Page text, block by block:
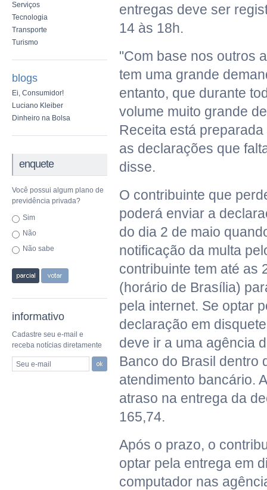
Serviços
Tecnologia
Transporte
Turismo
blogs
Ei, Consumidor!
Luciano Kleiber
Dinheiro na Bolsa
enquete
Você possui algum plano de
previdência privada?
Sim
Não
Não sabe
informativo
Cadastre seu e-mail e
receba notícias diretamente
Seu e-mail
entregas deve ser
14 às 18h.
"Com base nos outros
tem uma grande
entanto, que durante
volume muito grande
Receita está
as declarações que
disse.
O contribuinte que
poderá enviar a
do dia 2 de maio
notificação da multa
contribuinte tem até as
(horário de Brasília)
pela internet. Se optar
declaração em
deve ir a uma agência
Banco do Brasil dentro
atendimento bancário.
atraso na entrega da
165,74.
Após o prazo, o
optar pela entrega em
computador nas